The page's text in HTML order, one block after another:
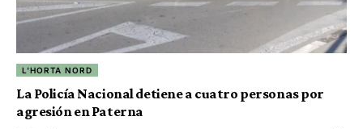
L'HORTA NORD
La Policía Nacional detiene a cuatro personas por
agresión en Paterna